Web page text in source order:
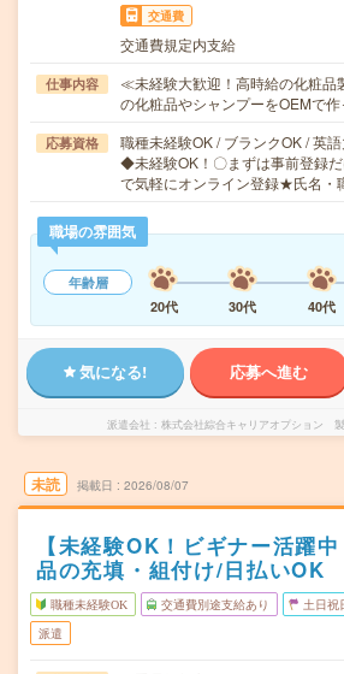
交通費
交通費規定内支給
仕事内容
≪未経験大歓迎！高時給の化粧
の化粧品やシャンプーをOEMで
応募資格
職種未経験OK / ブランクOK / 英
◆未経験OK！〇まずは事前登録
で気軽にオンライン登録★氏名・
職場の雰囲気
年齢層
20代
30代 40代
気になる! 応募へ進む
派遣会社 株式会社綜合キャリアオプション 製
未読 掲載日 2026/08/07
【未経験OK！ビギナー活躍
品の充填・組付け/日払いOK
職種未経験OK 交通費別途支給あり 土日祝
派遣